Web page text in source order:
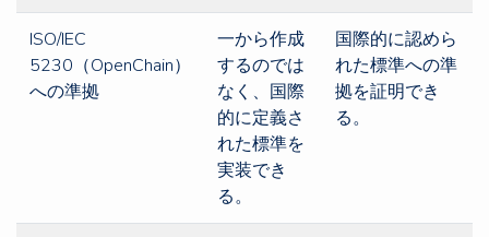
ISO/IEC
5230（OpenChain）
への準拠
一から作成
するのでは
なく、国際
的に定義さ
れた標準を
実装でき
る。
国際的に認めら
れた標準への準
拠を証明でき
る。